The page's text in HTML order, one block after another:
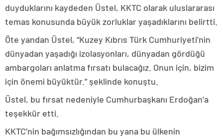
duyduklarını kaydeden Üstel, KKTC olarak uluslararası
temas konusunda büyük zorluklar yaşadıklarını belirtti.
Öte yandan Üstel, “Kuzey Kıbrıs Türk Cumhuriyeti’nin
dünyadan yaşadığı izolasyonları, dünyadan gördüğü
ambargoları anlatma fırsatı bulacağız. Onun için, bizim
için önemi büyüktür.” şeklinde konuştu.
Üstel, bu fırsat nedeniyle Cumhurbaşkanı Erdoğan’a
teşekkür etti.
KKTC’nin bağımsızlığından bu yana bu ülkenin